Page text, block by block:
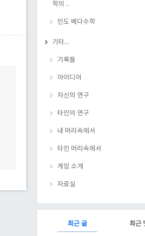
학의 ..
인도 베다수학
기타...
기록들
아이디어
자신의 연구
타인의 연구
내 머리속에서
타인 머리속에서
게임 소개
자료실
RECENTLY최근 글 최근